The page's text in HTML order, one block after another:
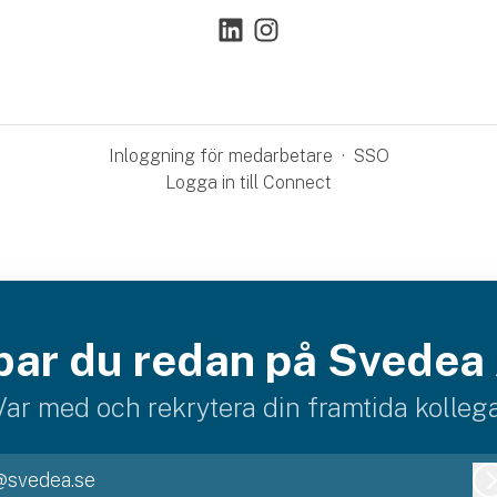
Inloggning för medarbetare · SSO
Logga in till Connect
du redan på Svedea
med och rekrytera din framtida